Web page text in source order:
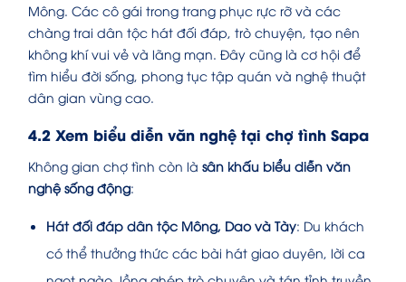
Mông. Các cô gái trong trang phục rực rỡ và các
chàng trai dân tộc hát đối đáp, trò chuyện, tạo nên
không khí vui vẻ và lãng mạn. Đây cũng là cơ hội để
tìm hiểu đời sống, phong tục tập quán và nghệ thuật
dân gian vùng cao.
4.2 Xem biểu diễn văn nghệ tại chợ tình Sapa
Không gian chợ tình còn là sân khấu biểu diễn văn
nghệ sống động:
Hát đối đáp dân tộc Mông, Dao và Tày: Du khách
có thể thưởng thức các bài hát giao duyên, lời ca